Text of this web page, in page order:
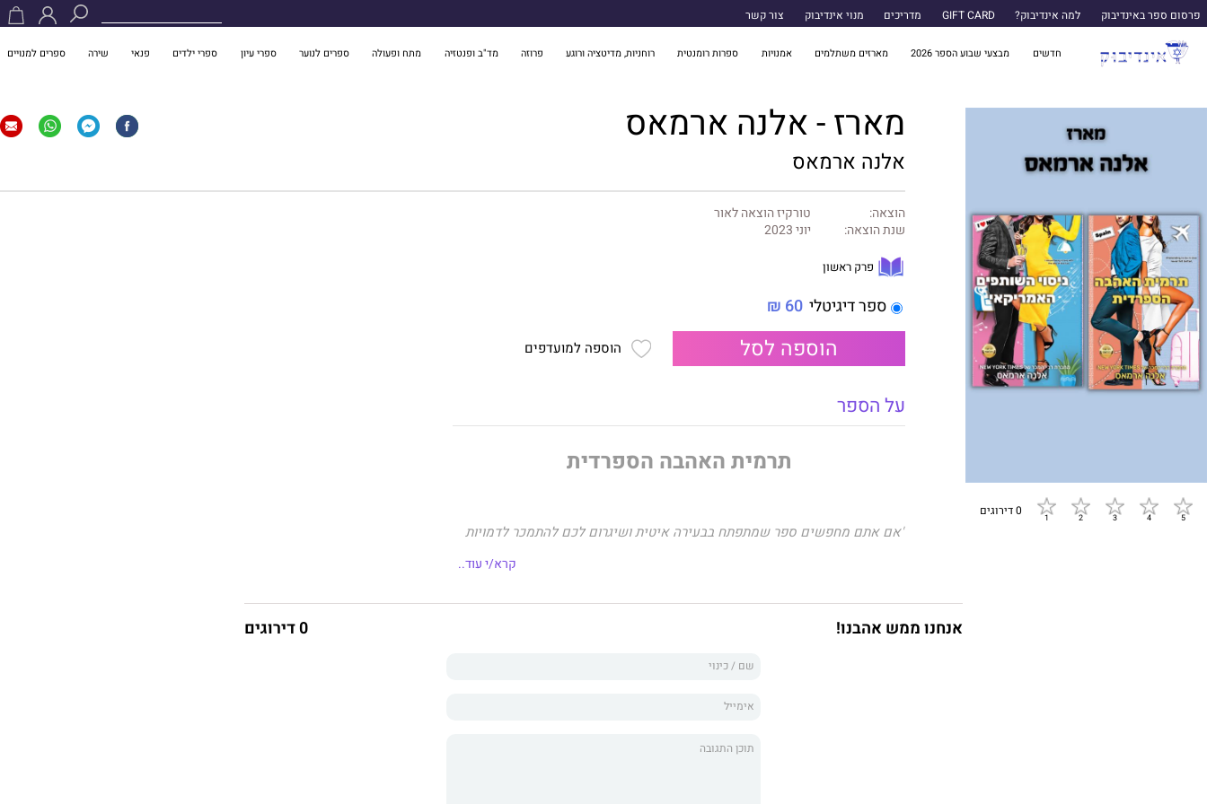
פרסום ספר באינדיבוק למה אינדיבוק? GIFT CARD מדריכים מנוי אינדיבוק צור קשר
חדשים מבצעי שבוע הספר 2026 מארזים משתלמים אמנויות ספרות רומנטית רוחניות, מדיטציה ורוגע פרוזה מד"ב ופנטזיה מתח ופעולה ספרים לנוער ספרי עיון ספרי ילדים פנאי שירה ספרים למנויים
0 דירוגים
מארז - אלנה ארמאס
אלנה ארמאס
הוצאה:
טורקיז הוצאה לאור
שנת הוצאה:
יוני 2023
פרק ראשון
ספר דיגיטלי 60 ₪
הוספה לסל הוספה למועדפים
על הספר
תרמית האהבה הספרדית
"אם אתם מחפשים ספר שמתפתח בבעירה איטית ושיגרום לכם להתמכר לדמויות
קטלינה מרטין זקוקה נואשות לדייט לחתונה של אחותה, במיוחד כי השקר הלבן
כל מי שהיא מכירה, כולל האקס שלה וארוסתו יהיו שם, והם כבר מחכים לפגוש את
קרא/י עוד..
אנחנו ממש אהבנו! 0 דירוגים